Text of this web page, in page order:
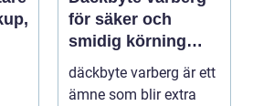
för säker och
smidig körning
Året runt
däckbyte varberg är ett
ämne som blir extra